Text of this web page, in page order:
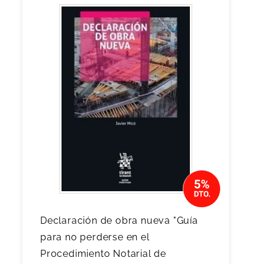
Declaración de obra nueva "Guía
para no perderse en el
Procedimiento Notarial de